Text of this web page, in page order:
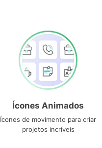
Ícones Animados
Ícones de movimento para criar
projetos incríveis